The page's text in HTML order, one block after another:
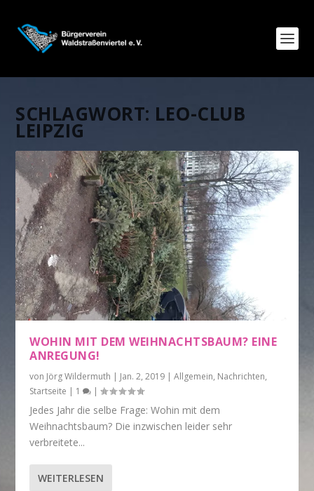
SCHLAGWORT: LEO-CLUB
LEIPZIG
WOHIN MIT DEM WEIHNACHTSBAUM? EINE
ANREGUNG!
von Jörg Wildermuth | Jan. 2, 2019 |Allgemein, Nachrichten,
Startseite | 1 |
Jedes Jahr die selbe Frage: Wohin mit dem
Weihnachtsbaum? Die inzwischen leider sehr
verbreitete...
WEITERLESEN